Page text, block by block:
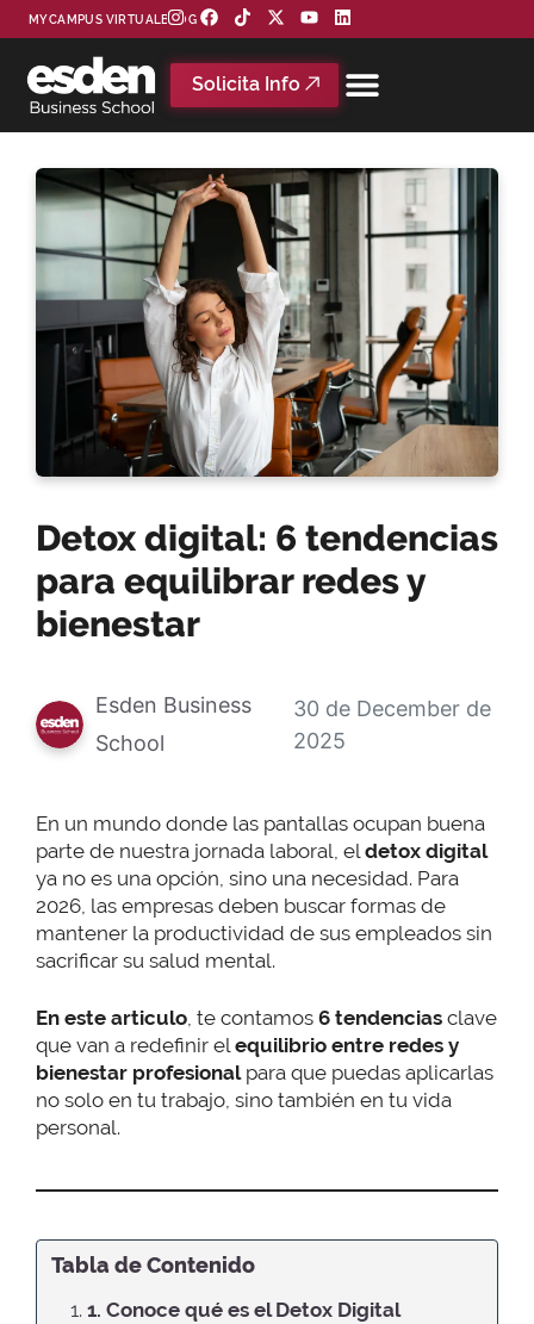
MYCAMPUS VIRTUAL BLOG
Solicita Info
Detox digital: 6 tendencias
para equilibrar redes y
bienestar
Esden Business
School
30 de December de
2025
En un mundo donde las pantallas ocupan buena
parte de nuestra jornada laboral, el detox digital
ya no es una opción, sino una necesidad. Para
2026, las empresas deben buscar formas de
mantener la productividad de sus empleados sin
sacrificar su salud mental.
En este articulo, te contamos 6 tendencias clave
que van a redefinir elequilibrio entre redes y
bienestar profesionalpara que puedas aplicarlas
no solo en tu trabajo, sino también en tu vida
personal.
Tabla de Contenido
1. 1. Conoce qué es el Detox Digital